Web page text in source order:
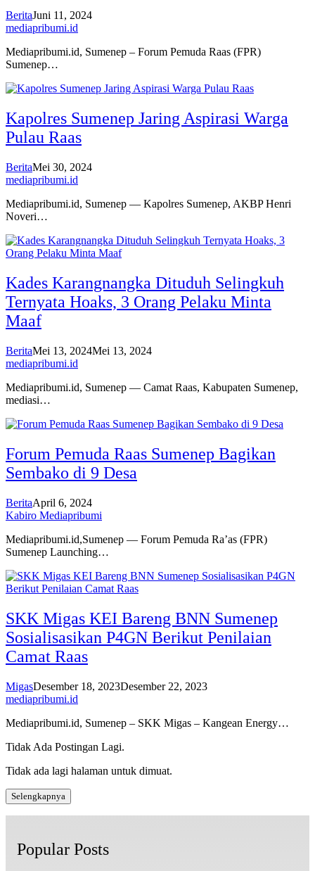
BeritaJuni 11, 2024
mediapribumi.id
Mediapribumi.id, Sumenep – Forum Pemuda Raas (FPR)
Sumenep…
Kapolres Sumenep Jaring Aspirasi Warga
Pulau Raas
BeritaMei 30, 2024
mediapribumi.id
Mediapribumi.id, Sumenep — Kapolres Sumenep, AKBP Henri
Noveri…
Kades Karangnangka Dituduh Selingkuh
Ternyata Hoaks, 3 Orang Pelaku Minta
Maaf
BeritaMei 13, 2024Mei 13, 2024
mediapribumi.id
Mediapribumi.id, Sumenep — Camat Raas, Kabupaten Sumenep,
mediasi…
Forum Pemuda Raas Sumenep Bagikan
Sembako di 9 Desa
BeritaApril 6, 2024
Kabiro Mediapribumi
Mediapribumi.id,Sumenep — Forum Pemuda Ra’as (FPR)
Sumenep Launching…
SKK Migas KEI Bareng BNN Sumenep
Sosialisasikan P4GN Berikut Penilaian
Camat Raas
MigasDesember 18, 2023Desember 22, 2023
mediapribumi.id
Mediapribumi.id, Sumenep – SKK Migas – Kangean Energy…
Tidak Ada Postingan Lagi.
Tidak ada lagi halaman untuk dimuat.
Selengkapnya
Popular Posts